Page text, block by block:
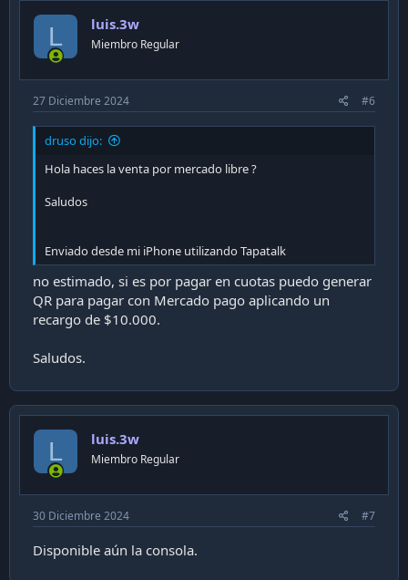
L luis.3w
Miembro Regular
27 Diciembre 2024 #6
druso dijo:
Hola haces la venta por mercado libre ?
Saludos
Enviado desde mi iPhone utilizando Tapatalk
no estimado, si es por pagar en cuotas puedo generar
QR para pagar con Mercado pago aplicando un
recargo de $10.000.
Saludos.
L luis.3w
Miembro Regular
30 Diciembre 2024 #7
Disponible aún la consola.